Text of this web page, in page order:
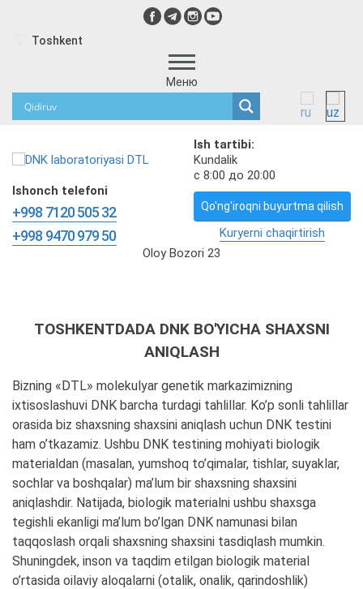
Toshkent
Меню
Ish tartibi:
Kundalik
с 8:00 до 20:00
Ishonch telefoni
+998 7120 505 32
+998 9470 979 50
Qo'ng'iroqni buyurtma qilish
Kuryerni chaqirtirish
Oloy Bozori 23
TOSHKENTDADA DNK BO'YICHA SHAXSNI
ANIQLASH
Bizning «DTL» molekulyar genetik markazimizning
ixtisoslashuvi DNK barcha turdagi tahlillar. Ko’p sonli tahlillar
orasida biz shaxsning shaxsini aniqlash uchun DNK testini
ham o’tkazamiz. Ushbu DNK testining mohiyati biologik
materialdan (masalan, yumshoq to’qimalar, tishlar, suyaklar,
sochlar va boshqalar) ma’lum bir shaxsning shaxsini
aniqlashdir. Natijada, biologik materialni ushbu shaxsga
tegishli ekanligi ma’lum bo’lgan DNK namunasi bilan
taqqoslash orqali shaxsning shaxsini tasdiqlash mumkin.
Shuningdek, inson va taqdim etilgan biologik material
o’rtasida oilaviy aloqalarni (otalik, onalik, qarindoshlik)